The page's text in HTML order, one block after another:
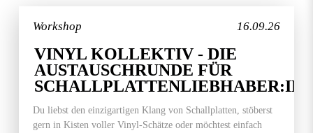
16.09.26
Workshop
VINYL KOLLEKTIV - DIE
AUSTAUSCHRUNDE FÜR
Du liebst den einzigartigen Klang von Schallplatten, stöberst
gern in Kisten voller Vinyl-Schätze oder möchtest einfach